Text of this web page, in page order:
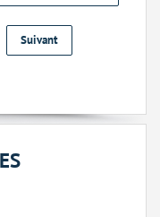
Suivant